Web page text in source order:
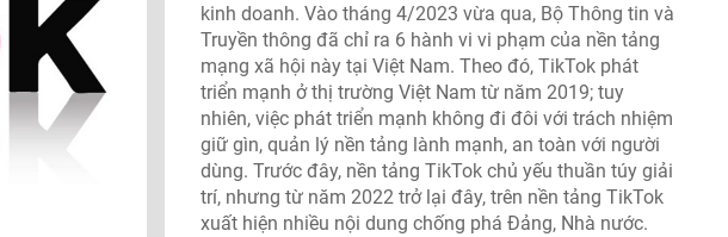
kinh doanh. Vào tháng 4/2023 vừa qua, Bộ Thông tin và
Truyền thông đã chỉ ra 6 hành vi vi phạm của nền tảng
mạng xã hội này tại Việt Nam. Theo đó, TikTok phát
triển mạnh ở thị trường Việt Nam từ năm 2019; tuy
nhiên, việc phát triển mạnh không đi đôi với trách nhiệm
giữ gìn, quản lý nền tảng lành mạnh, an toàn với người
dùng. Trước đây, nền tảng TikTok chủ yếu thuần túy giải
trí, nhưng từ năm 2022 trở lại đây, trên nền tảng TikTok
xuất hiện nhiều nội dung chống phá Đảng, Nhà nước.